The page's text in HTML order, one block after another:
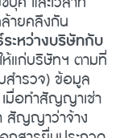
ายคลึงกัน
ะหว่างบริษัทกับ
แก่บริษัทฯ ตามที่
ำรวจ) ข้อมูล
มื่อทำสัญญาเช่า
ญญาว่าจ้าง